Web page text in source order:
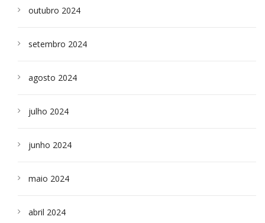
outubro 2024
setembro 2024
agosto 2024
julho 2024
junho 2024
maio 2024
abril 2024